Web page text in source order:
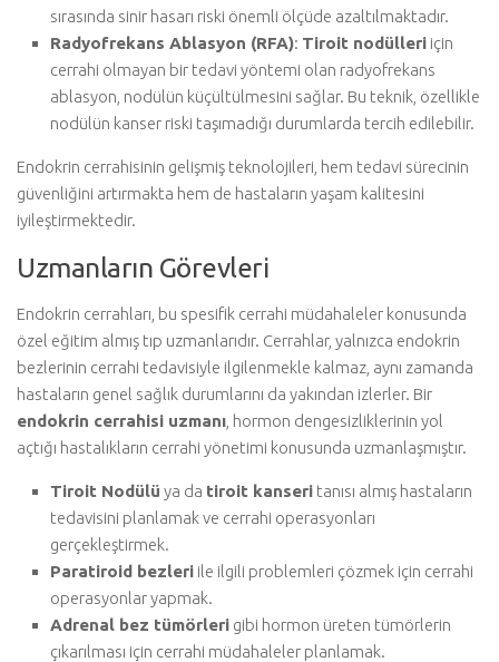
sırasında sinir hasarı riski önemli ölçüde azaltılmaktadır.
Radyofrekans Ablasyon (RFA): Tiroit nodülleri için
cerrahi olmayan bir tedavi yöntemi olan radyofrekans
ablasyon, nodülün küçültülmesini sağlar. Bu teknik, özellikle
nodülün kanser riski taşımadığı durumlarda tercih edilebilir.
Endokrin cerrahisinin gelişmiş teknolojileri, hem tedavi sürecinin
güvenliğini artırmakta hem de hastaların yaşam kalitesini
iyileştirmektedir.
Uzmanların Görevleri
Endokrin cerrahları, bu spesifik cerrahi müdahaleler konusunda
özel eğitim almış tıp uzmanlarıdır. Cerrahlar, yalnızca endokrin
bezlerinin cerrahi tedavisiyle ilgilenmekle kalmaz, aynı zamanda
hastaların genel sağlık durumlarını da yakından izlerler. Bir
endokrin cerrahisi uzmanı , hormon dengesizliklerinin yol
açtığı hastalıkların cerrahi yönetimi konusunda uzmanlaşmıştır.
Tiroit Nodülü ya da tiroit kanseri tanısı almış hastaların
tedavisini planlamak ve cerrahi operasyonları
gerçekleştirmek.
Paratiroid bezleri ile ilgili problemleri çözmek için cerrahi
operasyonlar yapmak.
Adrenal bez tümörleri gibi hormon üreten tümörlerin
çıkarılması için cerrahi müdahaleler planlamak.